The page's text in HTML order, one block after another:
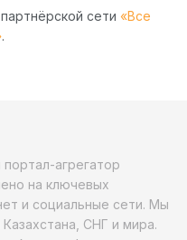
сети «Все
.
агрегатор
на ключевых
и социальные сети. Мы
СНГ и мира.